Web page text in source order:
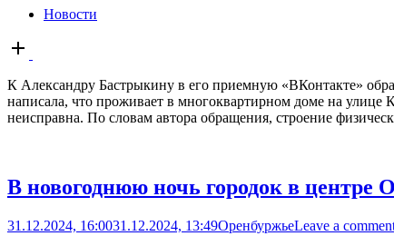
Новости
Open
post
К Александру Бастрыкину в его приемную «ВКонтакте»
написала, что проживает в многоквартирном доме на улице
неисправна. По словам автора обращения, строение
В новогоднюю ночь городок в центре
31.12.2024, 16:0031.12.2024, 13:49ОренбуржьеLeave a